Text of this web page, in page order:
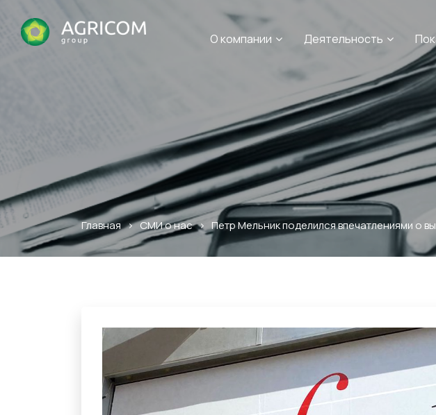
О компании Деятельность
Главная>СМИ о нас>Петр Мельник поделился впечатлениями о